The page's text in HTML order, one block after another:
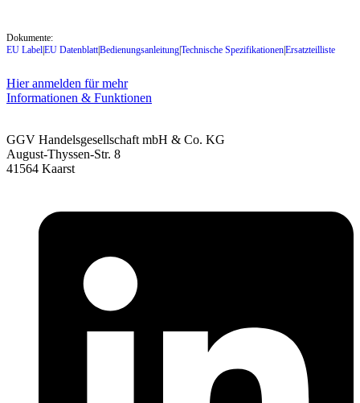
Dokumente:
EU Label|EU Datenblatt|Bedienungsanleitung|Technische Spezifikationen|Ersatzteilliste
Hier anmelden für mehr
Informationen & Funktionen
GGV Handelsgesellschaft mbH & Co. KG
August-Thyssen-Str. 8
41564 Kaarst